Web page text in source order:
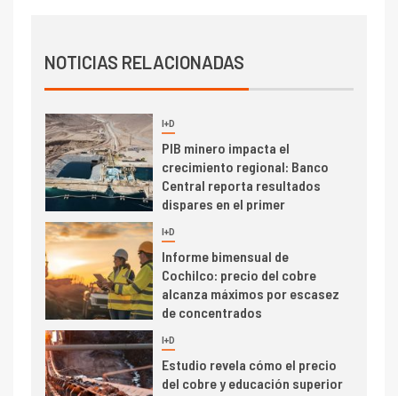
NOTICIAS RELACIONADAS
4 I+D
alcanza máximos por escasez
de concentrados
5 I+D
Estudio revela cómo el precio
del cobre y educación superior
se relacionan en zonas
mineras
6 I+D
BHP proyecta producción de
cobre cercana a 2 millones de
toneladas tras récord en
Escondida
7 I+D